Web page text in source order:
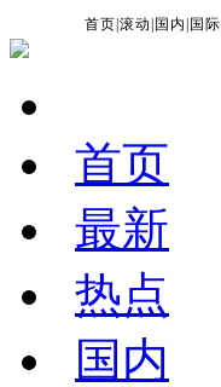
首页 |滚动 国内 国际
首页
最新
热点
国内